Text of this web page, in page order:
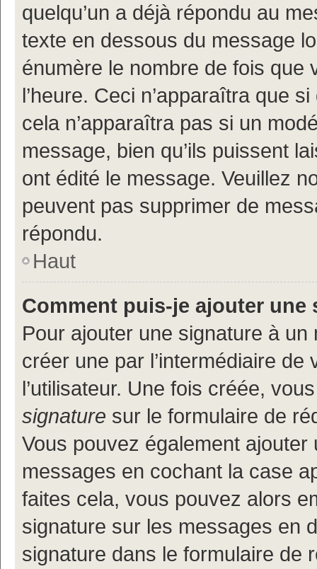
quelqu’un a déjà répondu au
texte en dessous du message
énumère le nombre de fois que
l’heure. Ceci n’apparaîtra que
cela n’apparaîtra pas si un
message, bien qu’ils puissent
ont édité le message. Veuillez
peuvent pas supprimer de
répondu.
Haut
Comment puis-je ajouter une
Pour ajouter une signature à
créer une par l’intermédiaire
l’utilisateur. Une fois créée,
signature sur le formulaire de
Vous pouvez également
messages en cochant la case
faites cela, vous pouvez alors
signature sur les messages en
signature dans le formulaire de